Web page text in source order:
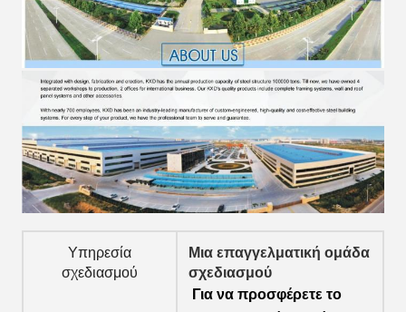
Υπηρεσία
σχεδιασμού
Μια επαγγελματική ομάδα
σχεδιασμού
Για να προσφέρετε το